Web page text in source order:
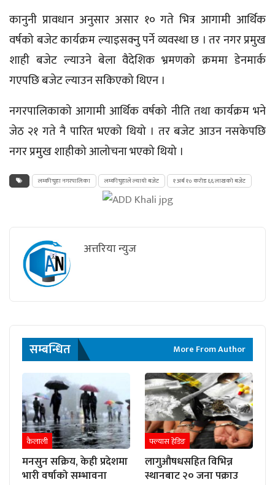
कानुनी प्रावधान अनुसार असार १० गते भित्र आगामी आर्थिक
वर्षको बजेट कार्यक्रम ल्याइसक्नु पर्ने व्यवस्था छ । तर नगर प्रमुख
शाही बजेट ल्याउने बेला वैदेशिक भ्रमणको क्रममा डेनमार्क
गएपछि बजेट ल्याउन सकिएको थिएन ।
नगरपालिकाको आगामी आर्थिक वर्षको नीति तथा कार्यक्रम भने
जेठ २१ गते नै पारित भएको थियो । तर बजेट आउन नसकेपछि
नगर प्रमुख शाहीको आलोचना भएको थियो ।
लम्कीचुहा नगरपालिका लम्कीचुहाले ल्यायो बजेट १ अर्ब १० करोड ६६ लाखको बजेट
अत्तरिया न्युज
सम्बन्धित More From Author
कैलाली
मनसुन सक्रिय, केही प्रदेशमा
भारी वर्षाको सम्भावना
फ्ल्यास हेडिङ
लागुऔषधसहित विभिन्न
स्थानबाट २० जना पक्राउ